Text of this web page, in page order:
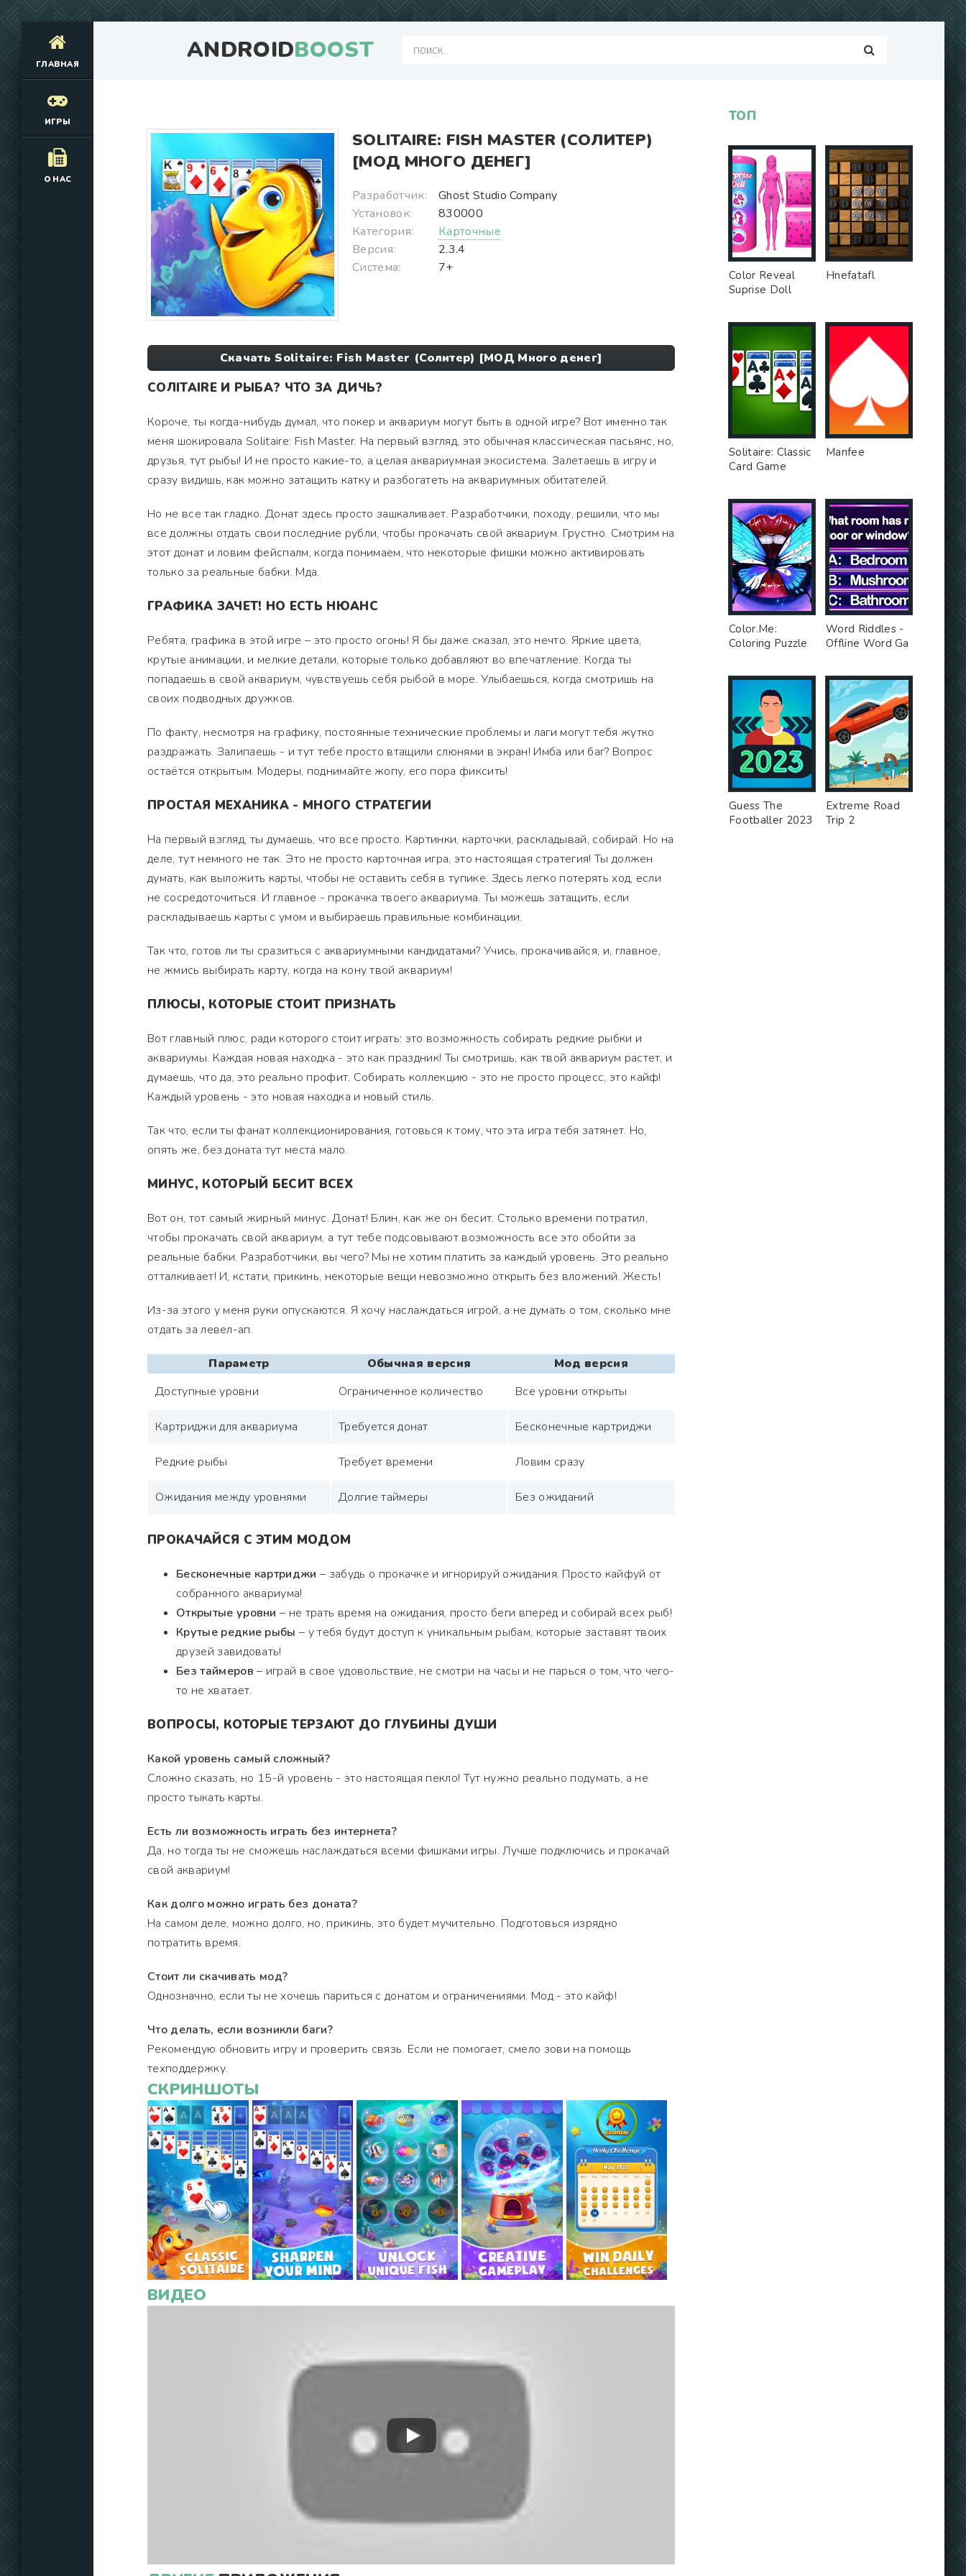
ANDROIDBOOST
ГЛАВНАЯ
ИГРЫ
О НАС
SOLITAIRE: FISH MASTER (СОЛИТЕР)
[МОД МНОГО ДЕНЕГ]
Разработчик:
Ghost Studio Company
Установок:
830000
Категория:
Карточные
Версия:
2.3.4
Система:
7+
Скачать Solitaire: Fish Master (Солитер) [МОД Много денег]
СОЛITAIRE И РЫБА? ЧТО ЗА ДИЧЬ?
Короче, ты когда-нибудь думал, что покер и аквариум могут быть в одной игре? Вот именно так
меня шокировала Solitaire: Fish Master. На первый взгляд, это обычная классическая пасьянс, но,
друзья, тут рыбы! И не просто какие-то, а целая аквариумная экосистема. Залетаешь в игру и
сразу видишь, как можно затащить катку и разбогатеть на аквариумных обитателей.
Но не все так гладко. Донат здесь просто зашкаливает. Разработчики, походу, решили, что мы
все должны отдать свои последние рубли, чтобы прокачать свой аквариум. Грустно. Смотрим на
этот донат и ловим фейспалм, когда понимаем, что некоторые фишки можно активировать
только за реальные бабки. Мда.
ГРАФИКА ЗАЧЕТ! НО ЕСТЬ НЮАНС
Ребята, графика в этой игре – это просто огонь! Я бы даже сказал, это нечто. Яркие цвета,
крутые анимации, и мелкие детали, которые только добавляют во впечатление. Когда ты
попадаешь в свой аквариум, чувствуешь себя рыбой в море. Улыбаешься, когда смотришь на
своих подводных дружков.
По факту, несмотря на графику, постоянные технические проблемы и лаги могут тебя жутко
раздражать. Залипаешь - и тут тебе просто втащили слюнями в экран! Имба или баг? Вопрос
остаётся открытым. Модеры, поднимайте жопу, его пора фиксить!
ПРОСТАЯ МЕХАНИКА - МНОГО СТРАТЕГИИ
На первый взгляд, ты думаешь, что все просто. Картинки, карточки, раскладывай, собирай. Но на
деле, тут немного не так. Это не просто карточная игра, это настоящая стратегия! Ты должен
думать, как выложить карты, чтобы не оставить себя в тупике. Здесь легко потерять ход, если
не сосредоточиться. И главное - прокачка твоего аквариума. Ты можешь затащить, если
раскладываешь карты с умом и выбираешь правильные комбинации.
Так что, готов ли ты сразиться с аквариумными кандидатами? Учись, прокачивайся, и, главное,
не жмись выбирать карту, когда на кону твой аквариум!
ПЛЮСЫ, КОТОРЫЕ СТОИТ ПРИЗНАТЬ
Вот главный плюс, ради которого стоит играть: это возможность собирать редкие рыбки и
аквариумы. Каждая новая находка - это как праздник! Ты смотришь, как твой аквариум растет, и
думаешь, что да, это реально профит. Собирать коллекцию - это не просто процесс, это кайф!
Каждый уровень - это новая находка и новый стиль.
Так что, если ты фанат коллекционирования, готовься к тому, что эта игра тебя затянет. Но,
опять же, без доната тут места мало.
МИНУС, КОТОРЫЙ БЕСИТ ВСЕХ
Вот он, тот самый жирный минус. Донат! Блин, как же он бесит. Столько времени потратил,
чтобы прокачать свой аквариум, а тут тебе подсовывают возможность все это обойти за
реальные бабки. Разработчики, вы чего? Мы не хотим платить за каждый уровень. Это реально
отталкивает! И, кстати, прикинь, некоторые вещи невозможно открыть без вложений. Жесть!
Из-за этого у меня руки опускаются. Я хочу наслаждаться игрой, а не думать о том, сколько мне
отдать за левел-ап.
Параметр Обычная версия
Мод версия
Доступные уровни
Ограниченное количество Все уровни открыты
Картриджи для аквариума Требуется донат Бесконечные картриджи
Редкие рыбы Требует времени Ловим сразу
Ожидания между уровнями Долгие таймеры Без ожиданий
ПРОКАЧАЙСЯ С ЭТИМ МОДОМ
Бесконечные картриджи – забудь о прокачке и игнорируй ожидания. Просто кайфуй от
собранного аквариума!
Открытые уровни – не трать время на ожидания, просто беги вперед и собирай всех рыб!
Крутые редкие рыбы – у тебя будут доступ к уникальным рыбам, которые заставят твоих
друзей завидовать!
Без таймеров – играй в свое удовольствие, не смотри на часы и не парься о том, что чего-
то не хватает.
ВОПРОСЫ, КОТОРЫЕ ТЕРЗАЮТ ДО ГЛУБИНЫ ДУШИ
Какой уровень самый сложный?
Сложно сказать, но 15-й уровень - это настоящая пекло! Тут нужно реально подумать, а не
просто тыкать карты.
Есть ли возможность играть без интернета?
Да, но тогда ты не сможешь наслаждаться всеми фишками игры. Лучше подключись и прокачай
свой аквариум!
Как долго можно играть без доната?
На самом деле, можно долго, но, прикинь, это будет мучительно. Подготовься изрядно
потратить время.
Стоит ли скачивать мод?
Однозначно, если ты не хочешь париться с донатом и ограничениями. Мод - это кайф!
Что делать, если возникли баги?
Рекомендую обновить игру и проверить связь. Если не помогает, смело зови на помощь
техподдержку.
СКРИНШОТЫ
ВИДЕО
ТОП
Color Reveal
Suprise Doll
Hnefatafl
Solitaire: Classic
Card Game
Manfee
Color.Me:
Coloring Puzzle
Word Riddles -
Offline Word Ga
Guess The
Footballer 2023
Extreme Road
Trip 2